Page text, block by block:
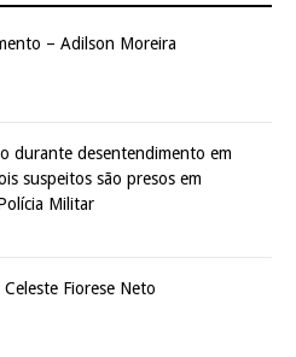
– Adilson Moreira
durante desentendimento em
suspeitos são presos em
Militar
Fiorese Neto